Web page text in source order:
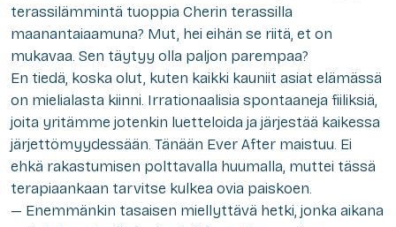
terassilämmintä tuoppia Cherin terassilla
maanantaiaamuna? Mut, hei eihän se riitä, et on
mukavaa. Sen täytyy olla paljon parempaa?
En tiedä, koska olut, kuten kaikki kauniit asiat elämässä
on mielialasta kiinni. Irrationaalisia spontaaneja fiiliksiä,
joita yritämme jotenkin luetteloida ja järjestää kaikessa
järjettömyydessään. Tänään Ever After maistuu. Ei
ehkä rakastumisen polttavalla huumalla, muttei tässä
terapiaankaan tarvitse kulkea ovia paiskoen.
— Enemmänkin tasaisen miellyttävä hetki, jonka aikana